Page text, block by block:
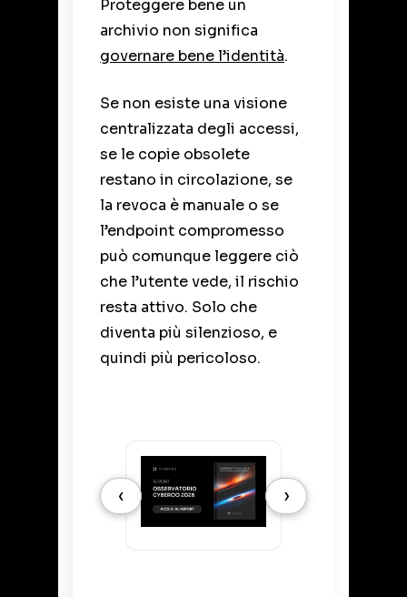
Proteggere bene un
archivio non significa
governare bene l’identità.
Se non esiste una visione
centralizzata degli accessi,
se le copie obsolete
restano in circolazione, se
la revoca è manuale o se
l’endpoint compromesso
può comunque leggere ciò
che l’utente vede, il rischio
resta attivo. Solo che
diventa più silenzioso, e
quindi più pericoloso.
Slide 1 di 2
‹ ›